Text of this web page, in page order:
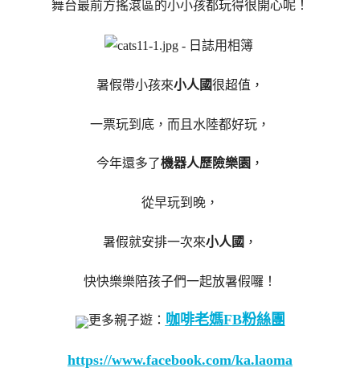
舞台最前方搖滾區的小小孩都玩得很開心呢！
暑假帶小孩來小人國很超值，
一票玩到底，而且水陸都好玩，
今年還多了機器人歷險樂園 ，
從早玩到晚，
暑假就安排一次來小人國 ，
快快樂樂陪孩子們一起放暑假囉！
更多親子遊： 咖啡老媽FB粉絲團
https://www.facebook.com/ka.laoma